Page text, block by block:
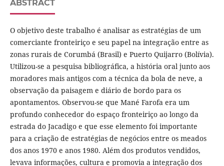
ABSTRACT
O objetivo deste trabalho é analisar as estratégias de um
comerciante fronteiriço e seu papel na integração entre as
zonas rurais de Corumbá (Brasil) e Puerto Quijarro (Bolívia).
Utilizou-se a pesquisa bibliográfica, a história oral junto aos
moradores mais antigos com a técnica da bola de neve, a
observação da paisagem e diário de bordo para os
apontamentos. Observou-se que Mané Farofa era um
profundo conhecedor do espaço fronteiriço ao longo da
estrada do Jacadigo e que esse elemento foi importante
para a criação de estratégias de negócios entre os meados
dos anos 1970 e anos 1980. Além dos produtos vendidos,
levava informações, cultura e promovia a integração dos